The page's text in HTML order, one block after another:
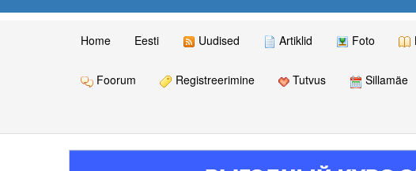
Home Eesti Uudised Artiklid Foto
Foorum Registreerimine Tutvus Sillamäe